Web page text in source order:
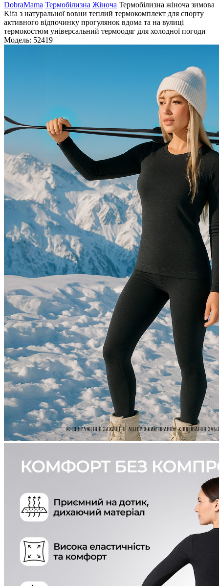
DobraMama Термобілизна Жіноча Термобілизна жіноча зимова
Kifa з натуральної вовни теплий термокомплект для спорту
активного відпочинку прогулянок вдома та на вулиці
термокостюм універсальний термоодяг для холодної погоди
Модель: 52419